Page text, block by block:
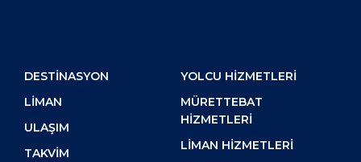
DESTİNASYON
LIMAN
ULAŞIM
TAKVIM
YOLCU HIZMETLERI
MÜRETTEBAT
HIZMETLERI
LIMAN HIZMETLERI